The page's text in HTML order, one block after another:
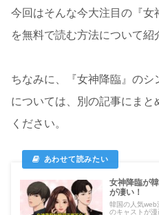
今回はそんな今大注目の『
を無料で読む方法について紹
ちなみに、『女神降臨』のシ
については、別の記事にま
ください。
女神降臨が
が凄い！
韓国の人気web
のキャストが